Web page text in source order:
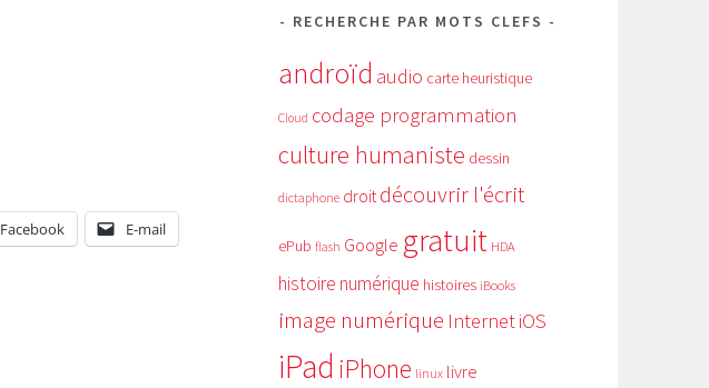
Facebook E-mail
RECHERCHE PAR MOTS CLEFS
androïd audio carte heuristique
Cloud codage programmation
culture humaniste dessin
dictaphone droit découvrir l'écrit
ePub flash Google gratuit HDA
histoire numérique histoires iBooks
image numérique InternetiOS
iPad iPhone linux livre